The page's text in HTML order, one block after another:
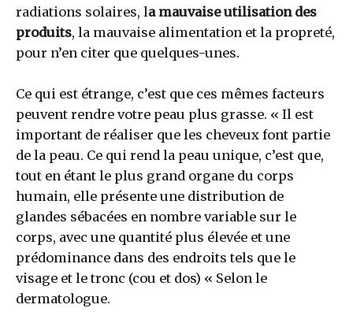
radiations solaires, la mauvaise utilisation des
produits, la mauvaise alimentation et la propreté,
pour n’en citer que quelques-unes.
Ce qui est étrange, c’est que ces mêmes facteurs
peuvent rendre votre peau plus grasse. « Il est
important de réaliser que les cheveux font partie
de la peau. Ce qui rend la peau unique, c’est que,
tout en étant le plus grand organe du corps
humain, elle présente une distribution de
glandes sébacées en nombre variable sur le
corps, avec une quantité plus élevée et une
prédominance dans des endroits tels que le
visage et le tronc (cou et dos) « Selon le
dermatologue.